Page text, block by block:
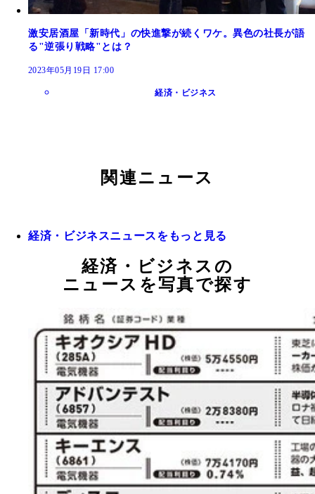
激安居酒屋「新時代」の快進撃が続くワケ。異色の社長が語
る"逆張り戦略"とは？
2023年05月19日 17:00
経済・ビジネス
関連ニュース
経済・ビジネスニュースをもっと見る
経済・ビジネスの
ニュースを写真で探す